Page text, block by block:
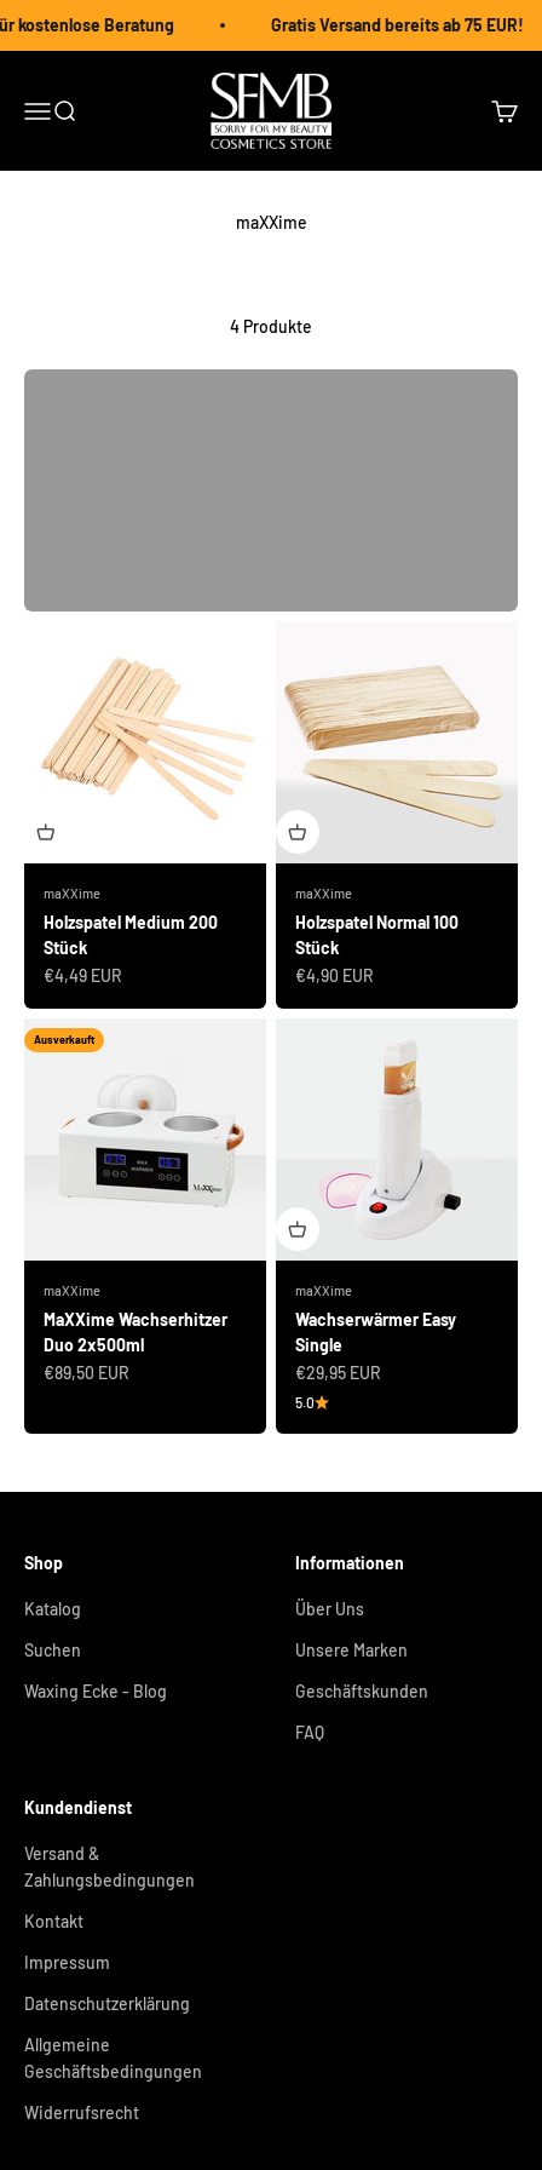
kostenlose Beratung Gratis Versand bereits ab 75 EUR!
Navigationsmenü öffnen
Suche öffnen
SORRY FOR MY BEAUTY
maXXime
4 Produkte
maXXime
Holzspatel Medium 200
Stück
Angebot
€4,49 EUR
maXXime
Holzspatel Normal 100
Stück
Angebot
€4,90 EUR
Ausverkauft
maXXime
MaXXime Wachserhitzer
Duo 2x500ml
Angebot
€89,50 EUR
maXXime
Wachserwärmer Easy
Single
Angebot
€29,95 EUR
5.0
Shop
Katalog
Suchen
Waxing Ecke - Blog
Informationen
Über Uns
Unsere Marken
Geschäftskunden
FAQ
Kundendienst
Versand &
Zahlungsbedingungen
Kontakt
Impressum
Datenschutzerklärung
Allgemeine
Geschäftsbedingungen
Widerrufsrecht